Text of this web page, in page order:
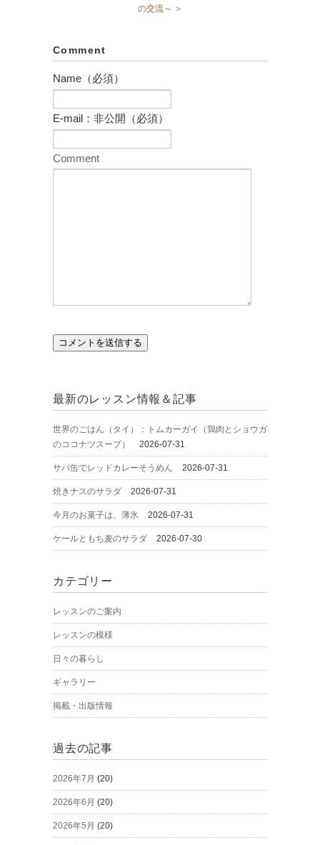
の交流～ ＞
Comment
Name（必須）
E-mail：非公開（必須）
Comment
最新のレッスン情報＆記事
世界のごはん（タイ）：トムカーガイ（鶏肉とショウガ
のココナツスープ）
2026-07-31
サバ缶でレッドカレーそうめん 2026-07-31
焼きナスのサラダ 2026-07-31
今月のお菓子は、薄氷 2026-07-31
ケールともち麦のサラダ 2026-07-30
カテゴリー
レッスンのご案内
レッスンの模様
日々の暮らし
ギャラリー
掲載・出版情報
過去の記事
2026年7月 (20)
2026年6月 (20)
2026年5月 (20)